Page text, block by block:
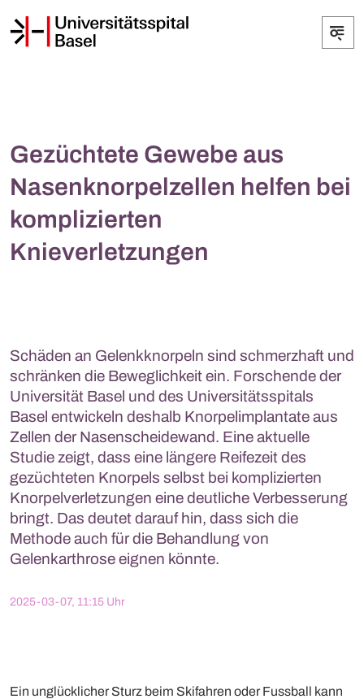
Gezüchtete Gewebe aus
Nasenknorpelzellen helfen bei
komplizierten
Knieverletzungen
Schäden an Gelenkknorpeln sind schmerzhaft und
schränken die Beweglichkeit ein. Forschende der
Universität Basel und des Universitätsspitals
Basel entwickeln deshalb Knorpelimplantate aus
Zellen der Nasenscheidewand. Eine aktuelle
Studie zeigt, dass eine längere Reifezeit des
gezüchteten Knorpels selbst bei komplizierten
Knorpelverletzungen eine deutliche Verbesserung
bringt. Das deutet darauf hin, dass sich die
Methode auch für die Behandlung von
Gelenkarthrose eignen könnte.
2025-03-07, 11:15 Uhr
Ein unglücklicher Sturz beim Skifahren oder Fussball kann